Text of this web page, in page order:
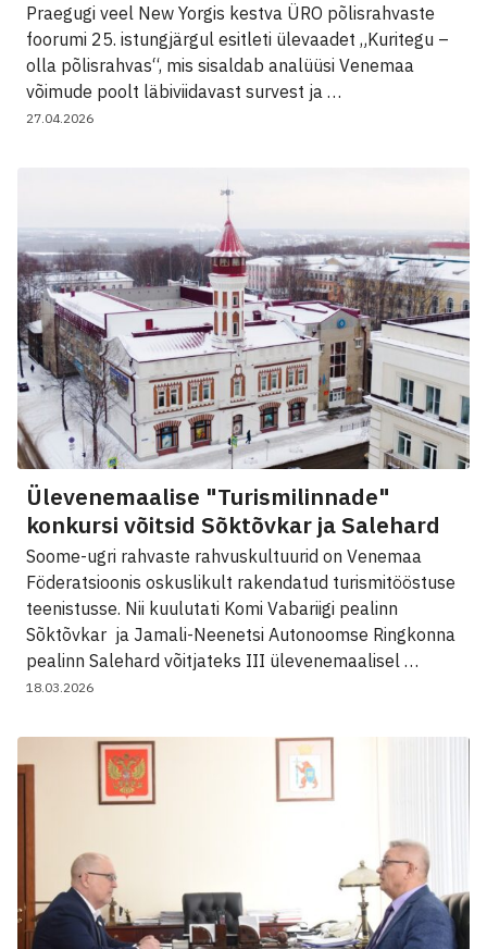
Praegugi veel New Yorgis kestva ÜRO põlisrahvaste
foorumi 25. istungjärgul esitleti ülevaadet „Kuritegu –
olla põlisrahvas“, mis sisaldab analüüsi Venemaa
võimude poolt läbiviidavast survest ja …
27.04.2026
Ülevenemaalise "Turismilinnade"
konkursi võitsid Sõktõvkar ja Salehard
Soome-ugri rahvaste rahvuskultuurid on Venemaa
Föderatsioonis oskuslikult rakendatud turismitööstuse
teenistusse. Nii kuulutati Komi Vabariigi pealinn
Sõktõvkar ja Jamali-Neenetsi Autonoomse Ringkonna
pealinn Salehard võitjateks III ülevenemaalisel …
18.03.2026